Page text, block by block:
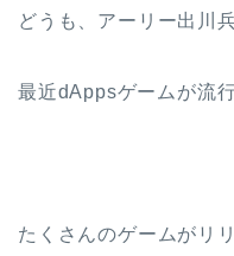
どうも、アーリー出川
最近dAppsゲームが流
たくさんのゲームがリ